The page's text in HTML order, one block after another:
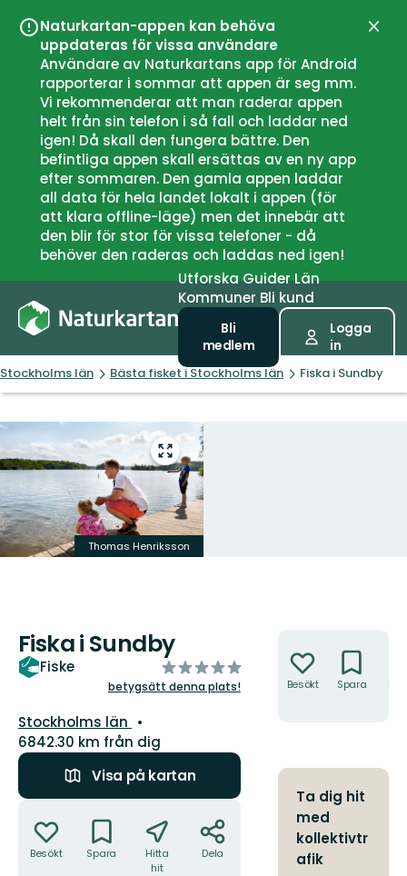
Naturkartan-appen kan behöva
uppdateras för vissa användare
Användare av Naturkartans app för Android
rapporterar i sommar att appen är seg mm.
Vi rekommenderar att man raderar appen
helt från sin telefon i så fall och laddar ned
igen! Då skall den fungera bättre. Den
befintliga appen skall ersättas av en ny app
efter sommaren. Den gamla appen laddar
all data för hela landet lokalt i appen (för
att klara offline-läge) men det innebär att
den blir för stor för vissa telefoner - då
behöver den raderas och laddas ned igen!
UtforskaGuiderLän
Kommuner Bli kund
Bli
medlem
Logga
in
Stockholms län Bästa fisket i Stockholms län Fiska i Sundby
Gå
till
helskärmsläge
Thomas Henriksson
Fiska i Sundby
Fiske
av
5
betygsätt denna plats!
Län:
Stockholms län
6842.30 km från dig
Visa på kartan
Besökt Spara
Hitta
hit
Dela
Besökt Spara
Ta dig hit
med
kollektivtr
afik